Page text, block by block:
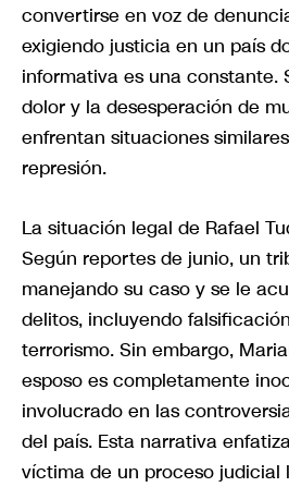
convertirse en voz de
exigiendo justicia en un país
informativa es una constante.
dolor y la desesperación de
enfrentan situaciones
represión.
La situación legal de Rafael
Según reportes de junio, un
manejando su caso y se le
delitos, incluyendo
terrorismo. Sin embargo,
esposo es completamente
involucrado en las
del país. Esta narrativa
víctima de un proceso judicial